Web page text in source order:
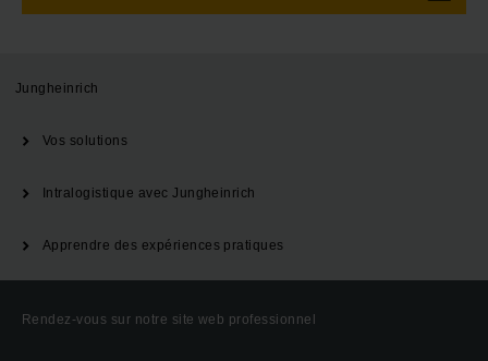
Jungheinrich
Vos solutions
Intralogistique avec Jungheinrich
Apprendre des expériences pratiques
Rendez-vous sur notre site web professionnel